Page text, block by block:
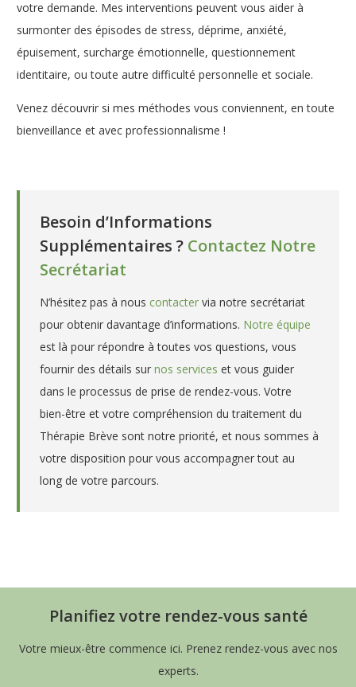
votre demande. Mes interventions peuvent vous aider à
surmonter des épisodes de stress, déprime, anxiété,
épuisement, surcharge émotionnelle, questionnement
identitaire, ou toute autre difficulté personnelle et sociale.
Venez découvrir si mes méthodes vous conviennent, en toute
bienveillance et avec professionnalisme !
Besoin d’Informations
Supplémentaires ? Contactez Notre
Secrétariat
N’hésitez pas à nous contacter via notre secrétariat
pour obtenir davantage d’informations. Notre équipe
est là pour répondre à toutes vos questions, vous
fournir des détails sur nos services et vous guider
dans le processus de prise de rendez-vous. Votre
bien-être et votre compréhension du traitement du
Thérapie Brève sont notre priorité, et nous sommes à
votre disposition pour vous accompagner tout au
long de votre parcours.
Thérapie brève Belgique
Planifiez votre rendez-vous santé
Votre mieux-être commence ici. Prenez rendez-vous avec nos
experts.